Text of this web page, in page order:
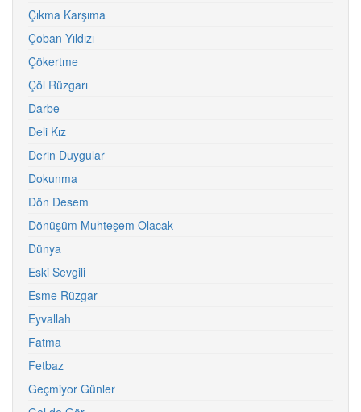
Çıkma Karşıma
Çoban Yıldızı
Çökertme
Çöl Rüzgarı
Darbe
Deli Kız
Derin Duygular
Dokunma
Dön Desem
Dönüşüm Muhteşem Olacak
Dünya
Eski Sevgili
Esme Rüzgar
Eyvallah
Fatma
Fetbaz
Geçmiyor Günler